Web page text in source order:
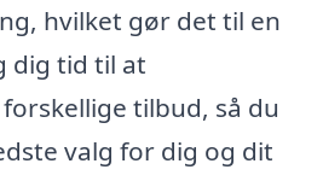
hvilket gør det til en
dig tid til at
tilbud, så du
valg for dig og dit